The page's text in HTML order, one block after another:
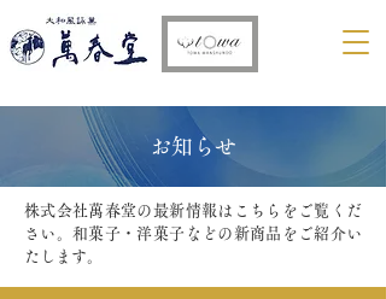
​お知らせ
株式会社萬春堂の最新情報はこちらをご覧くだ
さい。和菓子・洋菓子などの新商品をご紹介い
たします。